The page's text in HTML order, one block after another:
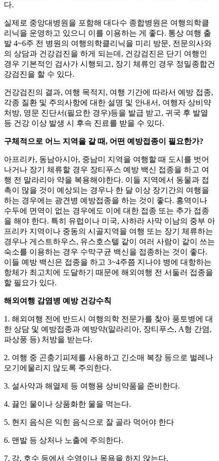
다.
실제로 중앙대병원을 포함해 대다수 종합병원은 여행의학클
리닉을 운영하고 있으니 이를 이용하는 게 좋다. 통상 여행 출
발 4~6주 전 병원의 여행의학클리닉을 미리 방문, 전문의사와
의 상담과 건강검진을 하게 되는데, 건강검진은 단기 여행인
경우 기본적인 검사가 시행되고, 장기 체류인 경우 정밀종합건
강검진을 할 수 있다.
건강검진의 결과, 여행 목적지, 여행 기간에 따라서 예방 접종,
각종 질환 및 주의사항에 대한 설명 및 안내서, 여행자 상비약
처방, 영문 진단서(필요한 경우)등을 발급 받고, 귀국 후 발열
등 건강 이상 발생 시 후속 진료를 받을 수 있다.
구체적으로 어느 지역을 갈 때, 어떤 예방접종이 필요한가?
아프리카, 동남아시아, 중남미 지역을 여행할 때 도시를 벗어
나거나 장기 체류할 경우 장티푸스 예방 백신 접종을 하고 여
행 전 말라리아 약을 복용해야한다. 이들 지역에서 동물과 접
촉이 많을 것이 예상되는 경우나 한 달 이상 장기간의 여행을
하는 경우에는 광견병 예방접종을 하는 것이 좋다. 홍역이나
수두에 면역이 없는 경우에도 이에 대한 접종 또는 추가 접종
을 해야 한다. 특히 유럽이나 미국, 사하라 사막 이남의 중부 아
프리카 지역이나 중동의 시골지역을 여행 또는 장기 체류하는
경우나 게스트하우스, 유스호스텔 같이 여러 사람이 같이 쓰는
숙소를 이용하는 경우 수막구균 백신을 접종하는 것이 좋다.
이들 예방 백신은 접종을 하고 3~4주쯤 지나야 병에 대항하는
항체가 최고치에 도달하기 때문에 해외여행 전 서둘러 접종을
할 필요가 있다.
해외여행 감염병 예방 건강수칙
1. 해외여행 전에 반드시 여행의학 전문가를 찾아 풍토병에 대
한 상담 및 예방접종과 예방약(말라리아, 장티푸스, A형 간염,
파상풍 등) 처방을 받는다.
2. 여행 중 곤충기피제를 사용하고 긴소매 복장 등으로 벌레나
모기에물리지 않도록 주의한다.
3. 설사약과 해열제 등 여행용 상비약품을 준비한다.
4. 끓인 물이나 상품화한 물을 먹는다.
5. 현지 음식은 익힌 음식으로 잘 골라 먹어야 한다
6. 맨발 등 상처나 노출에 주의한다.
7. 강, 호수 등에서 수영이나 목욕을 하지 않는다.